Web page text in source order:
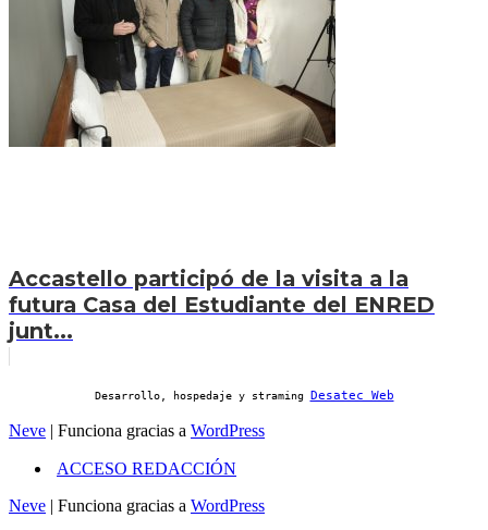
Accastello participó de la visita a la
futura Casa del Estudiante del ENRED
junt...
Desarrollo, hospedaje y straming Desatec Web
Neve | Funciona gracias a WordPress
ACCESO REDACCIÓN
Neve | Funciona gracias a WordPress